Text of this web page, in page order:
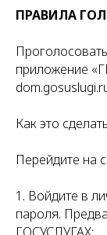
ПРАВИЛА
приложение
Как это
Перейдите на
1. Войдите в
пароля.